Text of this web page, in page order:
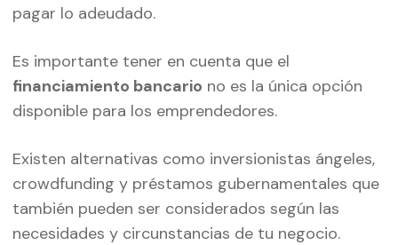
pagar lo adeudado.
Es importante tener en cuenta que el
financiamiento bancario no es la única opción
disponible para los emprendedores.
Existen alternativas como inversionistas ángeles,
crowdfunding y préstamos gubernamentales que
también pueden ser considerados según las
necesidades y circunstancias de tu negocio.